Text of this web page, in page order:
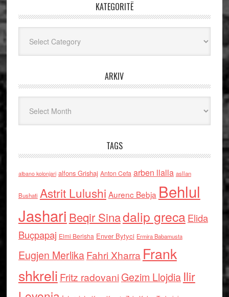
KATEGORITË
ARKIV
TAGS
albano kolonjari alfons Grishaj Anton Cefa arben llalla asllan
Bushati Astrit Lulushi Aurenc Bebja Behlul
Jashari Beqir Sinadalip grecaElida
Buçpapaj Elmi Berisha Enver Bytyci Ermira Babamusta
Eugjen MerlikaFahri Xharra Frank
shkreli Fritz radovaniGezim Llojdia Ilir